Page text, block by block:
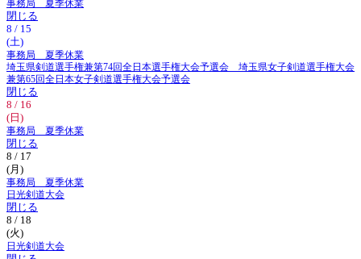
事務局 夏季休業
閉じる
8 / 15
(土)
事務局 夏季休業
埼玉県剣道選手権兼第74回全日本選手権大会予選会 埼玉県女子剣道選手権大会
兼第65回全日本女子剣道選手権大会予選会
閉じる
8 / 16
(日)
事務局 夏季休業
閉じる
8 / 17
(月)
事務局 夏季休業
日光剣道大会
閉じる
8 / 18
(火)
日光剣道大会